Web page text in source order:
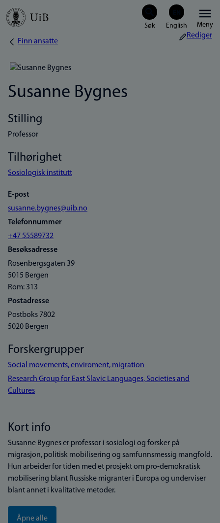
Hopp
Meny
Navigasjonssti
Finn ansatte
Rediger
Susanne Bygnes
Stilling
Professor
Tilhørighet
Sosiologisk institutt
E-post
susanne.bygnes@uib.no
Telefonnummer
+47 55589732
Besøksadresse
Rosenbergsgaten 39
5015 Bergen
Rom: 313
Postadresse
Postboks 7802
5020 Bergen
Forskergrupper
Social movements, enviroment, migration
Research Group for East Slavic Languages, Societies and
Cultures
Kort info
Susanne Bygnes er professor i sosiologi og forsker på
migrasjon, politisk mobilisering og samfunnsmessig mangfold.
Hun arbeider for tiden med et prosjekt om pro-demokratisk
mobilisering blant Russiske migranter i Europa og underviser
blant annet i kvalitative metoder.
Åpne alle